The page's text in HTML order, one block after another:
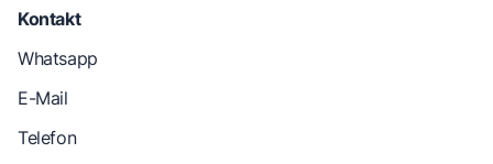
Kontakt
Whatsapp
E-Mail
Telefon